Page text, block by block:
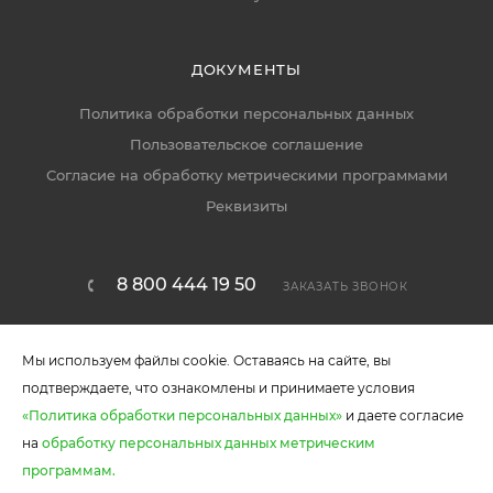
ДОКУМЕНТЫ
Политика обработки персональных данных
Пользовательское соглашение
Согласие на обработку метрическими программами
Реквизиты
8 800 444 19 50 ЗАКАЗАТЬ ЗВОНОК
callcenter@ekomebel59.ru
Мы используем файлы cookie. Оставаясь на сайте, вы
подтверждаете, что ознакомлены и принимаете условия
«Политика обработки персональных данных» и даете согласие
на обработку персональных данных метрическим
программам.